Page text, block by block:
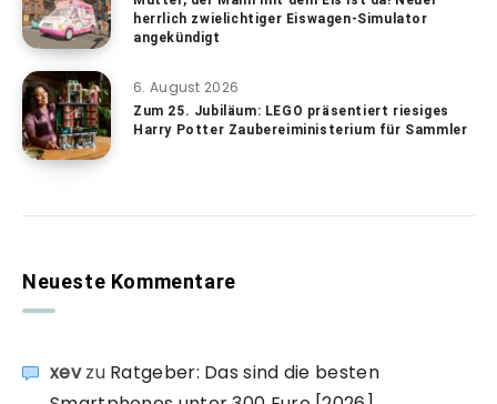
herrlich zwielichtiger Eiswagen-Simulator
angekündigt
6. August 2026
Zum 25. Jubiläum: LEGO präsentiert riesiges
Harry Potter Zaubereiministerium für Sammler
Neueste Kommentare
xevzu Ratgeber: Das sind die besten